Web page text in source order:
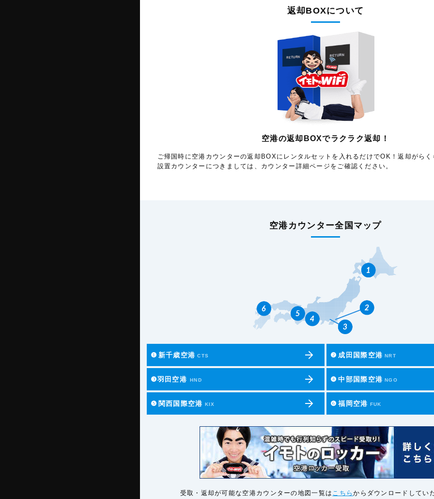
返却BOXについて
空港の返却BOXでラクラク返却！
ご帰国時に空港カウンターの返却BOXにレンタルセットを入れるだけでOK！返却がら
設置カウンターにつきましては、カウンター詳細ページをご確認ください。
空港カウンター全国マップ
❶ 新千歳空港 CTS ❷ 成田国際空港 NRT
❸羽田空港 HND ❹ 中部国際空港 NGO
❺ 関西国際空港 KIX ❻ 福岡空港 FUK
受取・返却が可能な空港カウンターの地図一覧は こちらからダウンロードしてい